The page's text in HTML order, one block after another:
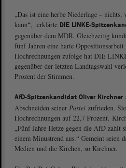
„Das ist eine herbe Niederlage –
kann“, erklärte DIE LINKE-
gegenüber dem MDR. Gleichzeitig
fünf Jahren eine harte
Hochrechnungen zufolge hat DIE
gegenüber der letzten Landtagswahl
Prozent der Stimmen.
AfD-Spitzenkandidat Oliver Kirchner
Abschneiden seiner Partei zufrieden.
Hochrechnungen auf 22,7 Prozent.
„Fünf Jahre Hetze gegen die AfD zahlt
einem Minustrend aus.“ Gemeint seien
Medien und die Kirchen, so Kirchner.